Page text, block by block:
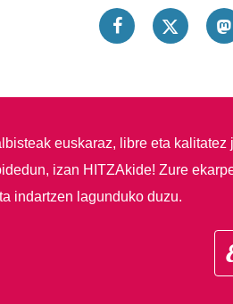
euskaraz, libre eta kalitatez
izan HITZAkide! Zure
indartzen lagunduko duzu.